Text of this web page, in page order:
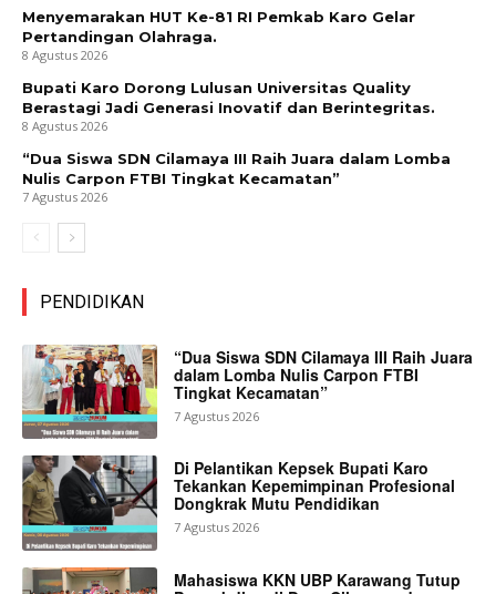
Menyemarakan HUT Ke-81 RI Pemkab Karo Gelar
Pertandingan Olahraga.
8 Agustus 2026
Bupati Karo Dorong Lulusan Universitas Quality
Berastagi Jadi Generasi Inovatif dan Berintegritas.
8 Agustus 2026
“Dua Siswa SDN Cilamaya III Raih Juara dalam Lomba
Nulis Carpon FTBI Tingkat Kecamatan”
7 Agustus 2026
PENDIDIKAN
“Dua Siswa SDN Cilamaya III Raih Juara
dalam Lomba Nulis Carpon FTBI
Tingkat Kecamatan”
7 Agustus 2026
Di Pelantikan Kepsek Bupati Karo
Tekankan Kepemimpinan Profesional
Dongkrak Mutu Pendidikan
7 Agustus 2026
Mahasiswa KKN UBP Karawang Tutup